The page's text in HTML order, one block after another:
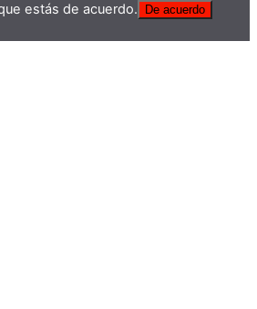
estás de acuerdo.
De acuerdo